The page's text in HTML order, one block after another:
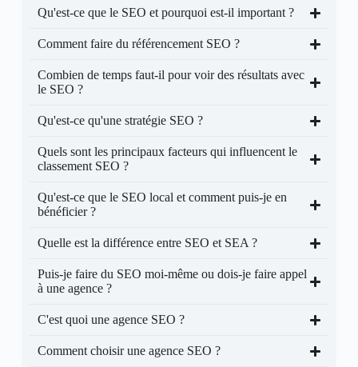
Qu'est-ce que le SEO et pourquoi est-il important ?
Comment faire du référencement SEO ?
Combien de temps faut-il pour voir des résultats avec
le SEO ?
Qu'est-ce qu'une stratégie SEO ?
Quels sont les principaux facteurs qui influencent le
classement SEO ?
Qu'est-ce que le SEO local et comment puis-je en
bénéficier ?
Quelle est la différence entre SEO et SEA ?
Puis-je faire du SEO moi-même ou dois-je faire appel
à une agence ?
C'est quoi une agence SEO ?
Comment choisir une agence SEO ?